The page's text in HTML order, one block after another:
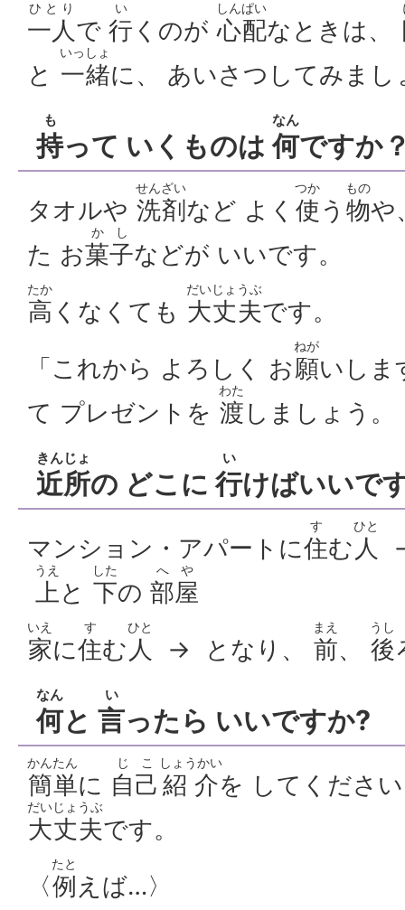
一人
ひとり
で 行
い
くのが 心配
しんぱい
なときは、
と 一緒
いっしょ
に、 あいさつしてみまし
持
も
って いくものは何
なん
ですか
タオルや 洗剤
せんざい
など よく 使
つか
う 物
もの
や
た お菓子
かし
などが いいです。
高
たか
くなくても 大丈夫
だいじょうぶ
です。
「これから よろしく お願
ねが
いしま
て プレゼントを 渡
わた
しましょう。
近所
きんじょ
の どこに行
い
けばいいで
マンション・アパートに住
す
む 人
ひと
上
うえ
と 下
した
の 部屋
へや
家
いえ
に住
す
む 人
ひと
→ となり、 前
まえ
、 後
うし
何
なん
と 言
い
ったら いいですか?
簡単
かんたん
に 自己
じこ
紹介
しょうかい
を してくださ
大丈夫
だいじょうぶ
です。
〈例
たと
えば…〉